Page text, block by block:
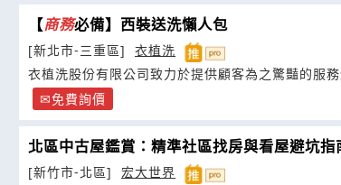
【商務必備】西裝送洗懶人包
[新北市-三重區]
衣植洗
衣植洗股份有限公司致力於提供顧客為之驚豔的服
免費詢價
北區中古屋鑑賞：精準社區找房與看屋避坑指
[新竹市-北區]
宏大世界